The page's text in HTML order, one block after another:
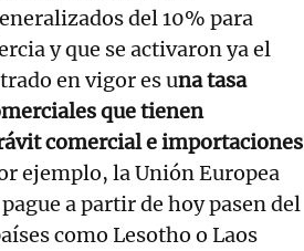
del 10% para
y que se activaron ya el
en vigor es una tasa
que tienen
comercial e importaciones
ejemplo, la Unión Europea
a partir de hoy pasen del
como Lesotho o Laos